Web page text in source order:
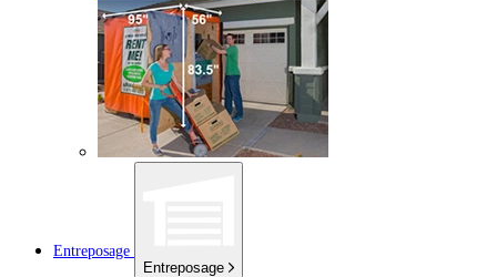
Entreposage
Entreposage